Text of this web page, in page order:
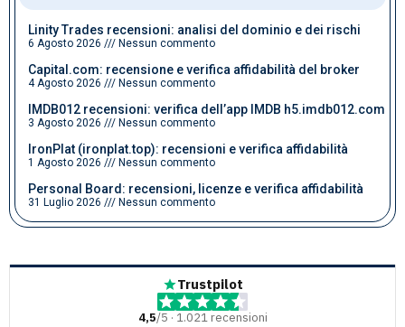
Linity Trades recensioni: analisi del dominio e dei rischi
6 Agosto 2026 Nessun commento
Capital.com: recensione e verifica affidabilità del broker
4 Agosto 2026 Nessun commento
IMDB012 recensioni: verifica dell’app IMDB h5.imdb012.com
3 Agosto 2026 Nessun commento
IronPlat (ironplat.top): recensioni e verifica affidabilità
1 Agosto 2026 Nessun commento
Personal Board: recensioni, licenze e verifica affidabilità
31 Luglio 2026 Nessun commento
Trustpilot
4,5/5 · 1.021 recensioni